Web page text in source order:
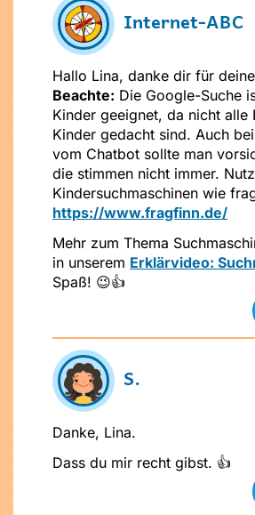
Internet-ABC
Hallo Lina, danke dir für
Beachte: Die Google-Suche
Kinder geeignet, da nicht alle
Kinder gedacht sind. Auch
vom Chatbot sollte man
die stimmen nicht immer.
Kindersuchmaschinen wie
https://www.fragfinn.de/
Mehr zum Thema
in unserem Erklärvideo:
Spaß! 😉👍
S.
Danke, Lina.
Dass du mir recht gibst. 👍